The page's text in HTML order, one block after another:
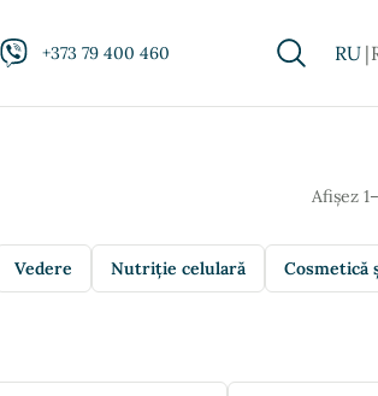
+373 79 400 460 RU
Afișez
Vedere Nutriție celulară Cosmetică